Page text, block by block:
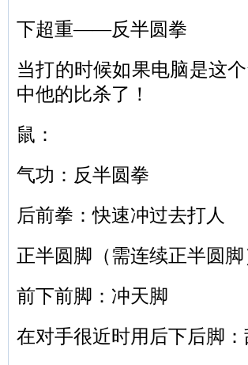
下超重——反半圆拳
当打的时候如果电脑是这
中他的比杀了！
鼠：
气功：反半圆拳
后前拳：快速冲过去打人
正半圆脚（需连续正半圆
前下前脚：冲天脚
在对手很近时用后下后脚：